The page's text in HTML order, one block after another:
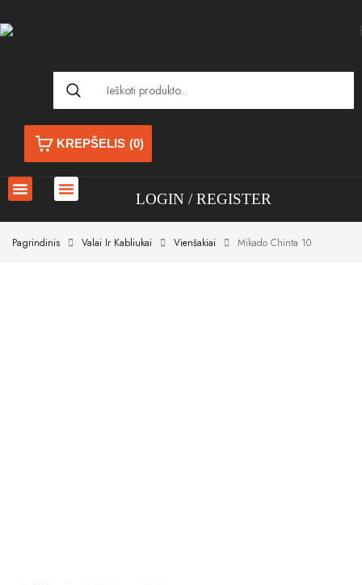
KREPŠELIS (0)
LOGIN REGISTER
Pagrindinis Valai Ir Kabliukai Vienšakiai Mikado Chinta 10